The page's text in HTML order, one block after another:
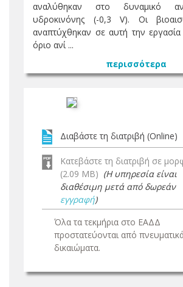
αναλύθηκαν στο δυναμικό
υδροκινόνης (-0,3 V). Οι
αναπτύχθηκαν σε αυτή την
όριο ανί ...
περισσότερα
Διαβάστε τη διατριβή (Online)
Κατεβάστε τη διατριβή σε
(2.09 MB) (Η υπηρεσία είναι
διαθέσιμη μετά από δωρεάν
εγγραφή)
Όλα τα τεκμήρια στο ΕΑΔΔ
προστατεύονται από
δικαιώματα.